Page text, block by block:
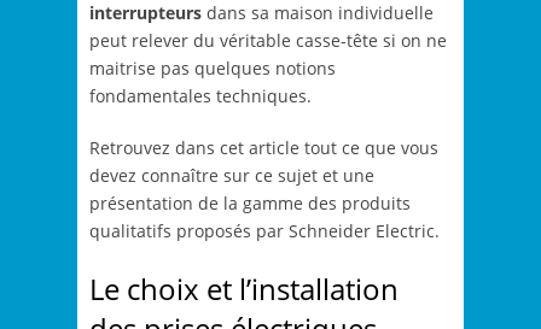
interrupteurs dans sa maison individuelle
peut relever du véritable casse-tête si on ne
maitrise pas quelques notions
fondamentales techniques.
Retrouvez dans cet article tout ce que vous
devez connaître sur ce sujet et une
présentation de la gamme des produits
qualitatifs proposés par Schneider Electric.
Le choix et l’installation